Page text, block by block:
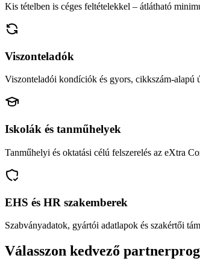
Kis tételben is céges feltételekkel – átlátható
Viszonteladók
Viszonteladói kondíciók és gyors, cikkszám-alapú
Iskolák és tanműhelyek
Tanműhelyi és oktatási célú felszerelés az eXtra
EHS és HR szakemberek
Szabványadatok, gyártói adatlapok és szakértői
Válasszon kedvező